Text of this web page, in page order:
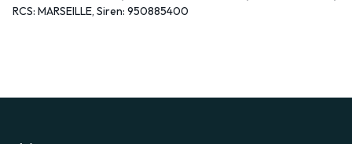
RCS: MARSEILLE, Siren: 950885400